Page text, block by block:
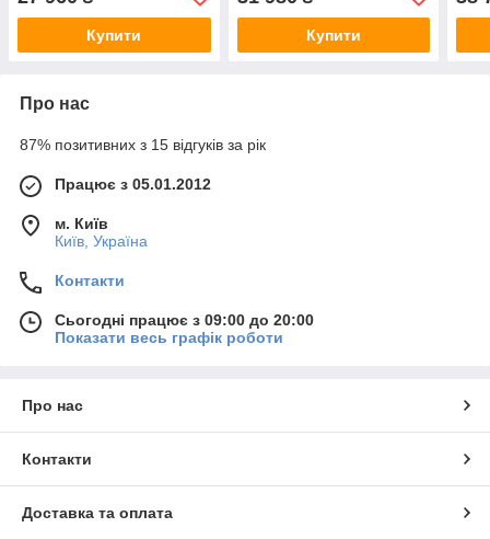
замком
Купити Купити
Про нас
87% позитивних з 15 відгуків за рік
Працює з 05.01.2012
м. Київ
Київ, Україна
Контакти
Сьогодні працює з 09:00 до 20:00
Показати весь графік роботи
Про нас
Контакти
Доставка та оплата